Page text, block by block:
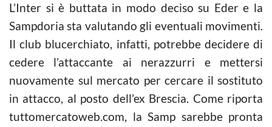
L’Inter si è buttata in modo deciso su Eder e la
Sampdoria sta valutando gli eventuali movimenti.
Il club blucerchiato, infatti, potrebbe decidere di
cedere l’attaccante ai nerazzurri e mettersi
nuovamente sul mercato per cercare il sostituto
in attacco, al posto dell’ex Brescia. Come riporta
tuttomercatoweb.com, la Samp sarebbe pronta